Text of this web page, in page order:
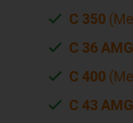
C 350
C 36 AMG
C 400
C 43 AMG